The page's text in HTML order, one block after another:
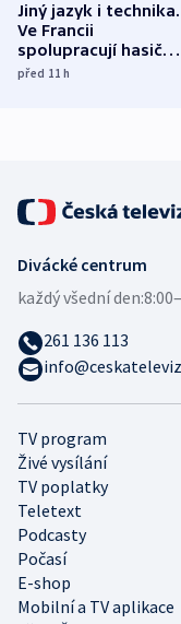
Jiný jazyk i technika.
Ve Francii
spolupracují hasiči z
různých zemí
před 11h
TV program
Živé vysílání
TV poplatky
Teletext
Podcasty
Počasí
E-shop
Mobilní a TV aplikace
Divácké centrum
každý všední den:
261 136 113